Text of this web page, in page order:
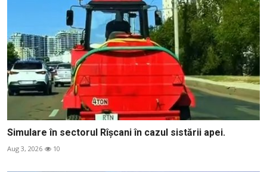
Simulare în sectorul Rîșcani în cazul sistării apei.
Aug 3, 2026 10